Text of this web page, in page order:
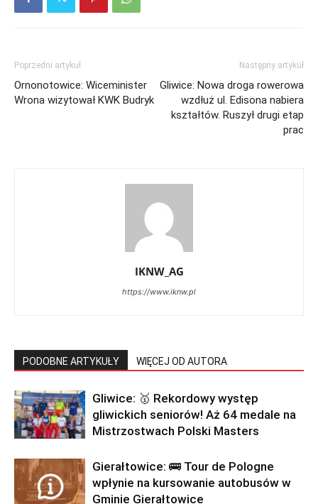
Poprzedni artykuł
Ornonotowice: Wiceminister
Wrona wizytował KWK Budryk
Następny artykuł
Gliwice: Nowa droga rowerowa
wzdłuż ul. Edisona nabiera
kształtów. Ruszył drugi etap
prac
IKNW_AG
https://www.iknw.pl
PODOBNE ARTYKUŁY WIĘCEJ OD AUTORA
Gliwice: 🥇 Rekordowy występ
gliwickich seniorów! Aż 64 medale na
Mistrzostwach Polski Masters
Gierałtowice: 🚌 Tour de Pologne
wpłynie na kursowanie autobusów w
Gminie Gierałtowice